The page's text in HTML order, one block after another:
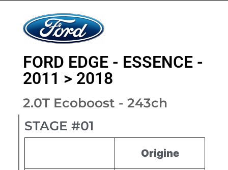
FORD EDGE - ESSENCE -
2011 > 2018
2.0T Ecoboost - 243ch
STAGE #01
Origine